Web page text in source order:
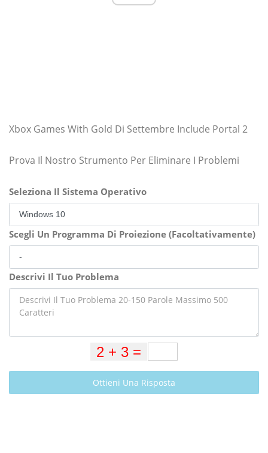
Xbox Games With Gold Di Settembre Include Portal 2
Prova Il Nostro Strumento Per Eliminare I Problemi
Seleziona Il Sistema Operativo
Scegli Un Programma Di Proiezione (Facoltativamente)
Descrivi Il Tuo Problema
Ottieni Una Risposta